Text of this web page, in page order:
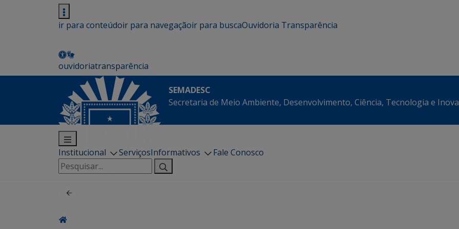
ir para conteúdoir para navegaçãoir para buscaOuvidoria Transparência
ouvidoriatransparência
SEMADESC
Secretaria de Meio Ambiente, Desenvolvimento, Ciência, Tecnologia e
Institucional ServiçosInformativos
Fale Conosco
Pesquisar
por: